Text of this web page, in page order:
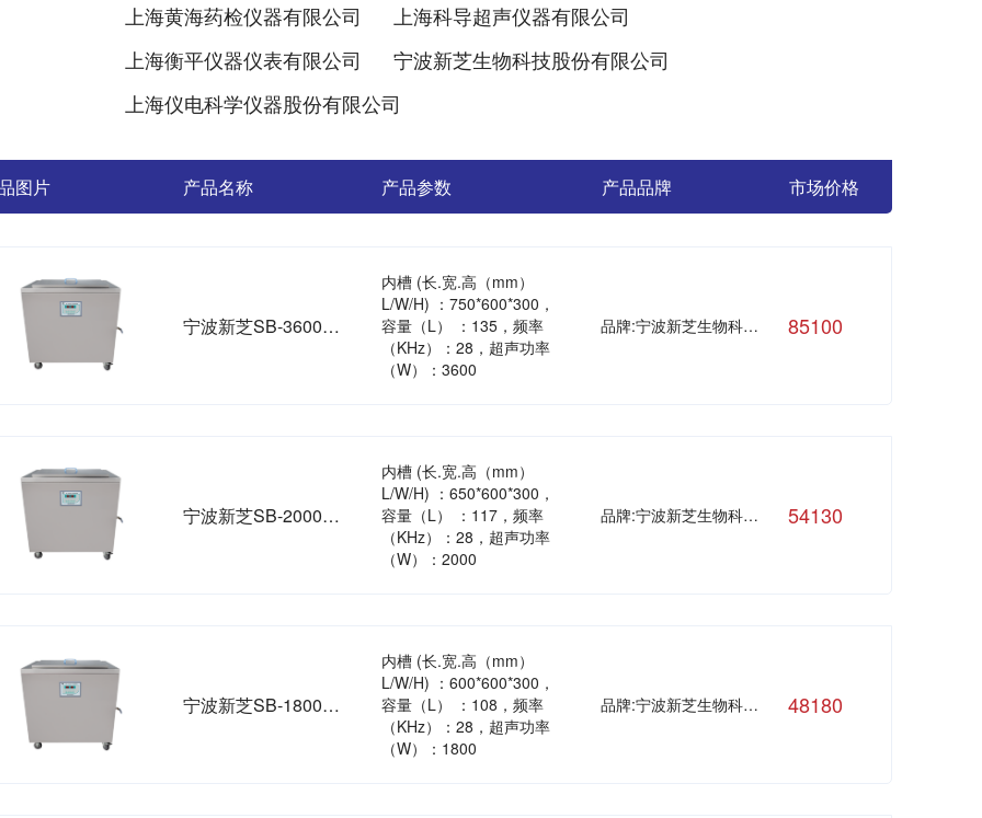
上海黄海药检仪器有限公司
上海科导超声仪器有限公司
上海衡平仪器仪表有限公司
宁波新芝生物科技股份有限公司
上海仪电科学仪器股份有限公司
图片 产品名称 产品参数 产品品牌 市场价格
宁波新芝SB-3600DT加热型超声波清洗机
内槽 (长.宽.高（mm）
L/W/H) ：750*600*300，
容量（L） ：135，频率
（KHz）：28，超声功率
（W）：3600
品牌:宁波新芝生物科技股份有限公司 85100
宁波新芝SB-2000DT加热型超声波清洗机
内槽 (长.宽.高（mm）
L/W/H) ：650*600*300，
容量（L） ：117，频率
（KHz）：28，超声功率
（W）：2000
品牌:宁波新芝生物科技股份有限公司 54130
宁波新芝SB-1800DT加热型超声波清洗机
内槽 (长.宽.高（mm）
L/W/H) ：600*600*300，
容量（L） ：108，频率
（KHz）：28，超声功率
（W）：1800
品牌:宁波新芝生物科技股份有限公司 48180